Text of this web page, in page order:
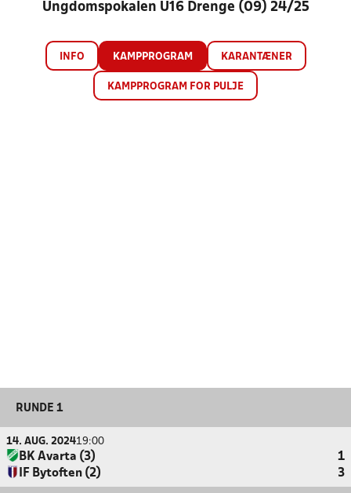
Ungdomspokalen U16 Drenge (09) 24/25
INFO KAMPPROGRAM KARANTÆNER
KAMPPROGRAM FOR PULJE
RUNDE 1
14. AUG. 202419:00
BK Avarta (3)
1
IF Bytoften (2)
3